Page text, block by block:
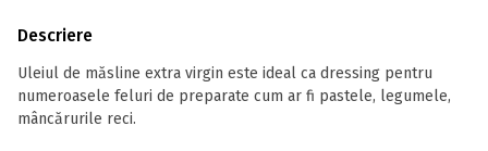
Descriere
Uleiul de măsline extra virgin este ideal ca dressing pentru
numeroasele feluri de preparate cum ar fi pastele, legumele,
mâncărurile reci.